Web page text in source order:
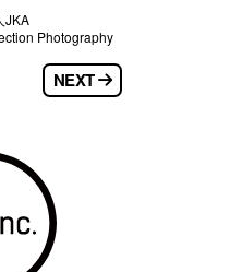
JKA
Photography
NEXT